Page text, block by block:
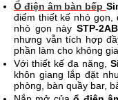
Ổ điện âm bàn bếp
điểm thiết kế nhỏ
nhỏ gọn này STP-
nhưng vẫn tích hợp
phần làm cho không
Với thiết kế đa năng,
khôn giang lắp đặt
phòng, bàn quầy bar,